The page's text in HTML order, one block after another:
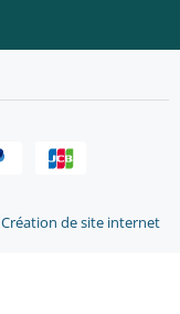
Création de site internet